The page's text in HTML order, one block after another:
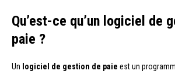
Qu’est-ce qu’un logiciel de
paie ?
Un logiciel de gestion de paie est un